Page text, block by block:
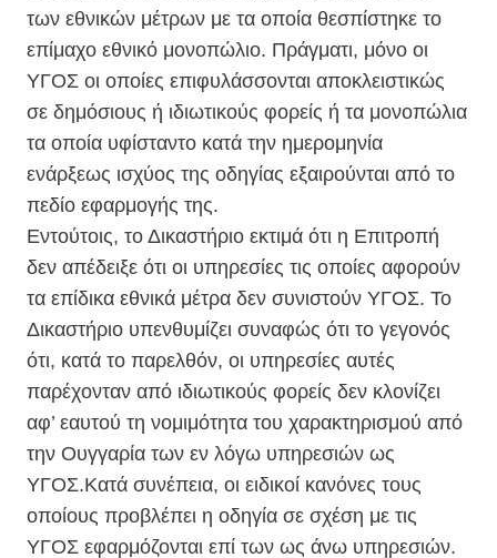
των εθνικών μέτρων με τα οποία θεσπίστηκε το
επίμαχο εθνικό μονοπώλιο. Πράγματι, μόνο οι
ΥΓΟΣ οι οποίες επιφυλάσσονται αποκλειστικώς
σε δημόσιους ή ιδιωτικούς φορείς ή τα μονοπώλια
τα οποία υφίσταντο κατά την ημερομηνία
ενάρξεως ισχύος της οδηγίας εξαιρούνται από το
πεδίο εφαρμογής της.
Εντούτοις, το Δικαστήριο εκτιμά ότι η Επιτροπή
δεν απέδειξε ότι οι υπηρεσίες τις οποίες αφορούν
τα επίδικα εθνικά μέτρα δεν συνιστούν ΥΓΟΣ. Το
Δικαστήριο υπενθυμίζει συναφώς ότι το γεγονός
ότι, κατά το παρελθόν, οι υπηρεσίες αυτές
παρέχονταν από ιδιωτικούς φορείς δεν κλονίζει
αφ’ εαυτού τη νομιμότητα του χαρακτηρισμού από
την Ουγγαρία των εν λόγω υπηρεσιών ως
ΥΓΟΣ.Κατά συνέπεια, οι ειδικοί κανόνες τους
οποίους προβλέπει η οδηγία σε σχέση με τις
ΥΓΟΣ εφαρμόζονται επί των ως άνω υπηρεσιών.